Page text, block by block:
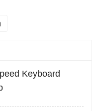
Keyboard